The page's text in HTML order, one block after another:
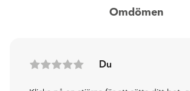
Omdömen
Du